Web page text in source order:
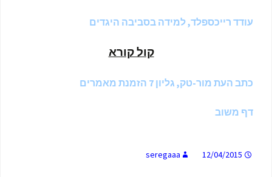
עודד רייכספלד, למידה בסביבה היגדים
קול קורא
כתב העת מור-טק, גליון 7 הזמנת מאמרים
דף משוב
12/04/2015
seregaaa